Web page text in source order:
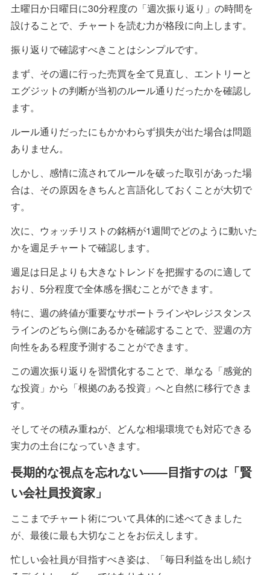
土曜日か日曜日に30分程度の「週次振り返り」の時間を
設けることで、チャートを読む力が格段に向上します。
振り返りで確認すべきことはシンプルです。
まず、その週に行った売買を全て見直し、エントリーと
エグジットの判断が当初のルール通りだったかを確認し
ます。
ルール通りだったにもかかわらず損失が出た場合は問題
ありません。
しかし、感情に流されてルールを破った取引があった場
合は、その原因をきちんと言語化しておくことが大切で
す。
次に、ウォッチリストの銘柄が1週間でどのように動いた
かを週足チャートで確認します。
週足は日足よりも大きなトレンドを把握するのに適して
おり、5分程度で全体感を掴むことができます。
特に、週の終値が重要なサポートラインやレジスタンス
ラインのどちら側にあるかを確認することで、翌週の方
向性をある程度予測することができます。
この週次振り返りを習慣化することで、単なる「感覚的
な投資」から「根拠のある投資」へと自然に移行できま
す。
そしてその積み重ねが、どんな相場環境でも対応できる
実力の土台になっていきます。
長期的な視点を忘れない――目指すのは「賢
い会社員投資家」
ここまでチャート術について具体的に述べてきました
が、最後に最も大切なことをお伝えします。
忙しい会社員が目指すべき姿は、「毎日利益を出し続け